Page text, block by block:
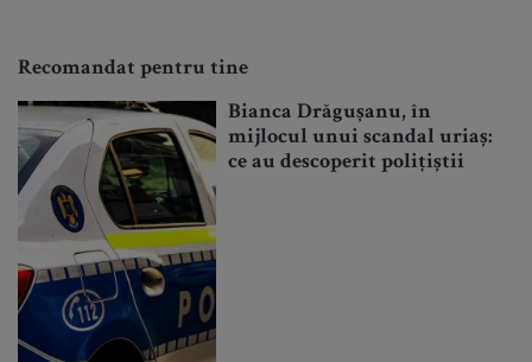
Recomandat pentru tine
Bianca Drăgușanu, în
mijlocul unui scandal uriaș:
ce au descoperit polițiștii